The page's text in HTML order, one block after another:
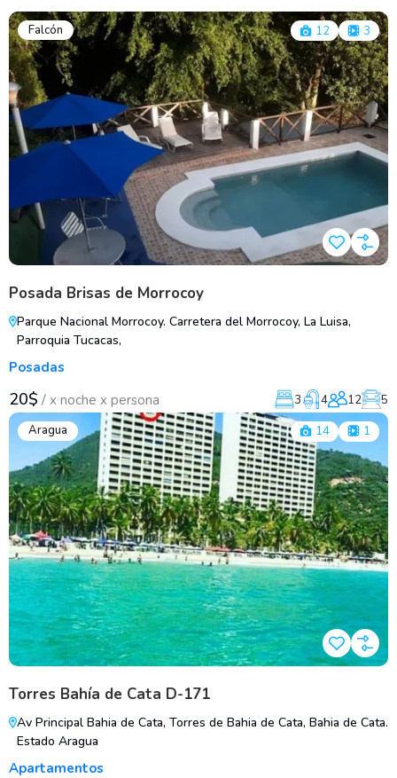
Falcón 12 3
Posada Brisas de Morrocoy
Parque Nacional Morrocoy. Carretera del Morrocoy, La Luisa,
Parroquia Tucacas,
Posadas
20$ / x noche x persona 3 4 12
5
Aragua
14 1
Torres Bahía de Cata D-171
Av Principal Bahia de Cata, Torres de Bahia de Cata, Bahia de Cata.
Estado Aragua
Apartamentos